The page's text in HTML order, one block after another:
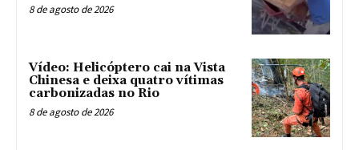
8 de agosto de 2026
Vídeo: Helicóptero cai na Vista
Chinesa e deixa quatro vítimas
carbonizadas no Rio
8 de agosto de 2026